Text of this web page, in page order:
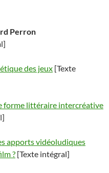
Perron
des jeux [Texte
forme littéraire intercréative
apports vidéoludiques
? [Texte intégral]